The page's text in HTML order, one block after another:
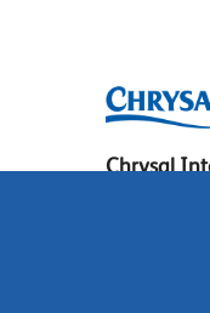
Chrysal